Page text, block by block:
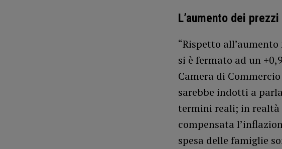
L’aumento dei prezzi
“Rispetto
si è fermato ad un
Camera di
sarebbe indotti a
termini reali; in
compensata
spesa delle famiglie